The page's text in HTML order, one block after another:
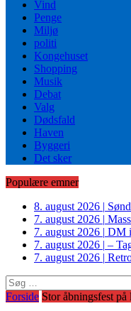
Vind
Penge
Miljø
politi
Kongehuset
Shopping
Musik
Debat
Valg
Dødsfald
Haven
Byggeri
Det sker
Populære emner
8. august 2026 |
7. august 2026 |
7. august 2026 | DM
7. august 2026 | –
7. august 2026 |
Søg
efter:
Forside Stor åbningsfest